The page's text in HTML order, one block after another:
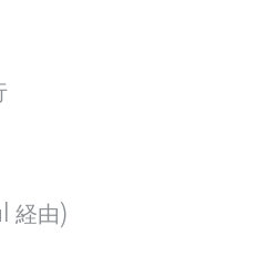
経由)